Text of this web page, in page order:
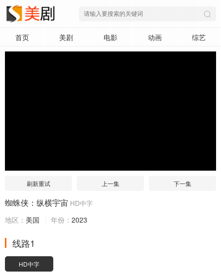
首页 美剧 电影 动画 综艺
刷新重试 上一集 下一集
蜘蛛侠：纵横宇宙 HD中字
地区： 美国 年份： 2023
线路1
HD中字